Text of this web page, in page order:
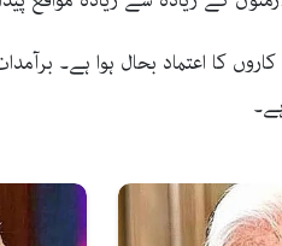
کا اعتماد بحال ہوا ہے۔